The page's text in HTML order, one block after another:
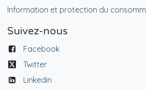
Information et protection du
Suivez-nous
Facebook
Twitter
Linkedin